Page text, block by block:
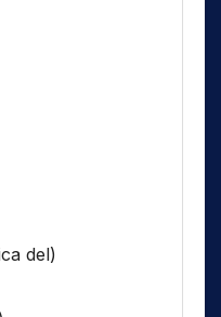
del)